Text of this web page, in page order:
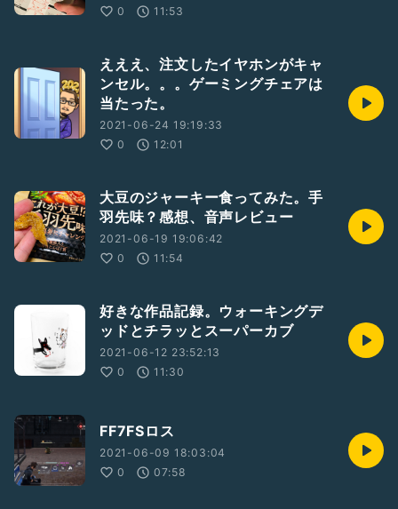
0
11:53
えええ、注文したイヤホンがキャ
ンセル。。。ゲーミングチェアは
当たった。
2021-06-24 19:19:33
0
12:01
大豆のジャーキー食ってみた。手
羽先味？感想、音声レビュー
2021-06-19 19:06:42
0
11:54
好きな作品記録。ウォーキングデ
ッドとチラッとスーパーカブ
2021-06-12 23:52:13
0
11:30
FF7FSロス
2021-06-09 18:03:04
0
07:58